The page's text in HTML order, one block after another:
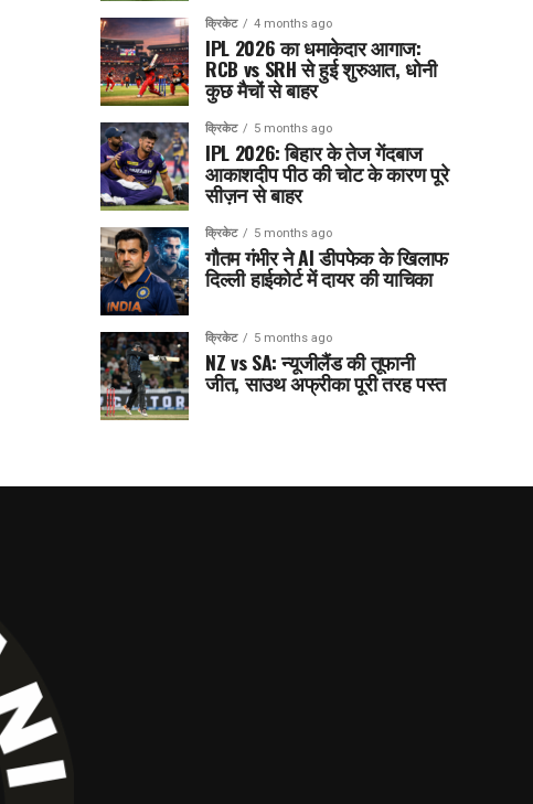
क्रिकेट 4 months ago
IPL 2026 का धमाकेदार आगाज:
RCB vs SRH से हुई शुरुआत, धोनी
कुछ मैचों से बाहर
क्रिकेट 5 months ago
IPL 2026: बिहार के तेज गेंदबाज
आकाशदीप पीठ की चोट के कारण पूरे
सीज़न से बाहर
क्रिकेट 5 months ago
गौतम गंभीर ने AI डीपफेक के खिलाफ
दिल्ली हाईकोर्ट में दायर की याचिका
क्रिकेट 5 months ago
NZ vs SA: न्यूजीलैंड की तूफानी
जीत, साउथ अफ्रीका पूरी तरह पस्त